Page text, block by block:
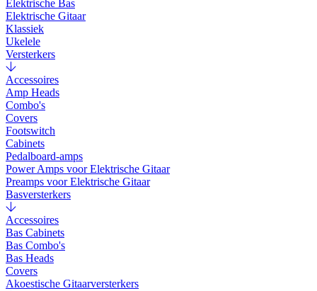
Elektrische Bas
Elektrische Gitaar
Klassiek
Ukelele
Versterkers
Accessoires
Amp Heads
Combo's
Covers
Footswitch
Cabinets
Pedalboard-amps
Power Amps voor Elektrische Gitaar
Preamps voor Elektrische Gitaar
Basversterkers
Accessoires
Bas Cabinets
Bas Combo's
Bas Heads
Covers
Akoestische Gitaarversterkers